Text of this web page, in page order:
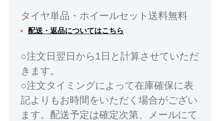
タイヤ単品・ホイールセット送料無料
配送・返品についてはこちら
○注文日翌日から1日と計算させていただ
きます。
○注文タイミングによって在庫確保に表
記よりもお時間をいただく場合がござい
ます。配送予定は確定次第、メールにて